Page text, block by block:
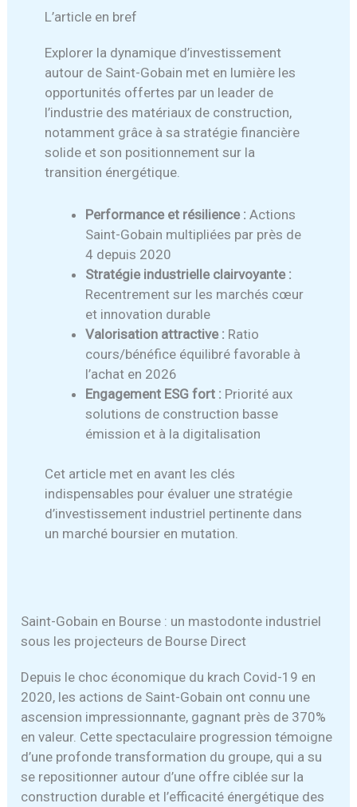
L’article en bref
Explorer la dynamique d’investissement
autour de Saint-Gobain met en lumière les
opportunités offertes par un leader de
l’industrie des matériaux de construction,
notamment grâce à sa stratégie financière
solide et son positionnement sur la
transition énergétique.
Performance et résilience : Actions
Saint-Gobain multipliées par près de
4 depuis 2020
Stratégie industrielle clairvoyante :
Recentrement sur les marchés cœur
et innovation durable
Valorisation attractive : Ratio
cours/bénéfice équilibré favorable à
l’achat en 2026
Engagement ESG fort : Priorité aux
solutions de construction basse
émission et à la digitalisation
Cet article met en avant les clés
indispensables pour évaluer une stratégie
d’investissement industriel pertinente dans
un marché boursier en mutation.
Saint-Gobain en Bourse : un mastodonte industriel
sous les projecteurs de Bourse Direct
Depuis le choc économique du krach Covid-19 en
2020, les actions de Saint-Gobain ont connu une
ascension impressionnante, gagnant près de 370%
en valeur. Cette spectaculaire progression témoigne
d’une profonde transformation du groupe, qui a su
se repositionner autour d’une offre ciblée sur la
construction durable et l’efficacité énergétique des